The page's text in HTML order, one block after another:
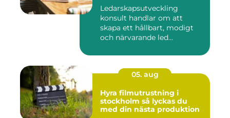
Ledarskapsutveckling
konsult handlar om att
skapa ett hållbart, modigt
och närvarande led...
05. aug
Hyra filmutrustning i
stockholm så lyckas du
med din nästa produktion